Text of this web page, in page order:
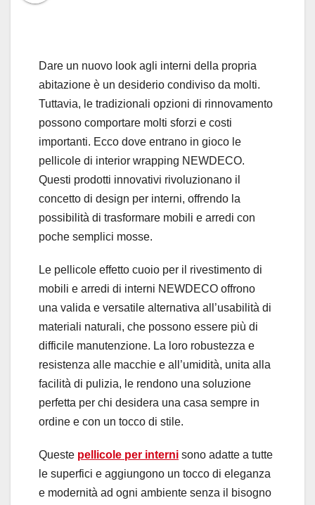
Dare un nuovo look agli interni della propria
abitazione è un desiderio condiviso da molti.
Tuttavia, le tradizionali opzioni di rinnovamento
possono comportare molti sforzi e costi
importanti. Ecco dove entrano in gioco le
pellicole di interior wrapping NEWDECO.
Questi prodotti innovativi rivoluzionano il
concetto di design per interni, offrendo la
possibilità di trasformare mobili e arredi con
poche semplici mosse.
Le pellicole effetto cuoio per il rivestimento di
mobili e arredi di interni NEWDECO offrono
una valida e versatile alternativa all’usabilità di
materiali naturali, che possono essere più di
difficile manutenzione. La loro robustezza e
resistenza alle macchie e all’umidità, unita alla
facilità di pulizia, le rendono una soluzione
perfetta per chi desidera una casa sempre in
ordine e con un tocco di stile.
Queste pellicole per interni sono adatte a tutte
le superfici e aggiungono un tocco di eleganza
e modernità ad ogni ambiente senza il bisogno